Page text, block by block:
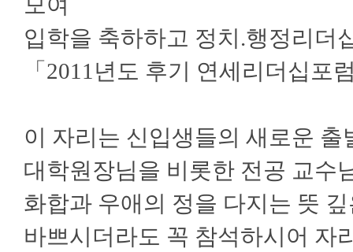
입학을 축하하고 정치.행정리더
「2011년도 후기 연세리더십
이 자리는 신입생들의 새로운 출
대학원장님을 비롯한 전공 교수
화합과 우애의 정을 다지는 뜻
바쁘시더라도 꼭 참석하시어 자